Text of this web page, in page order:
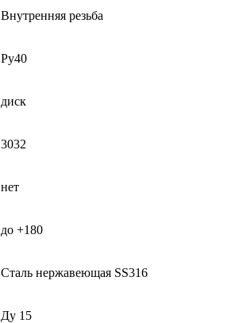
Внутренняя резьба
Ру40
диск
3032
нет
до +180
Сталь нержавеющая SS316
Ду 15